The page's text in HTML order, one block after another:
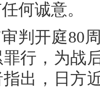
何诚意。
判开庭80
行，为战
出，日方